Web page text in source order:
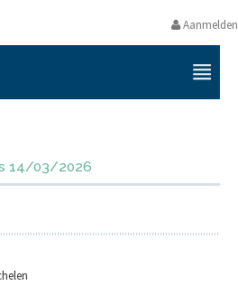
Aanmelden
14/03/2026